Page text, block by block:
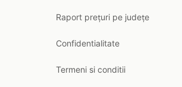
Raport prețuri pe județe
Confidentialitate
Termeni si conditii